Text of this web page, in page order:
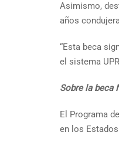
Asimismo,
años
“Esta beca
el sistema
Sobre la beca
El Programa
en los